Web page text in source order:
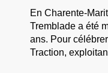
En Charente-
Tremblade a été
ans. Pour
Traction,